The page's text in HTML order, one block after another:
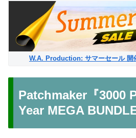
W.A. Production: サマーセール 開
Patchmaker『3000
Year MEGA BUNDLE